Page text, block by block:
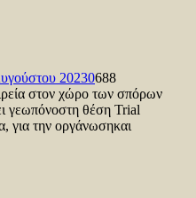
20230688
στον χώρο των σπόρων
γεωπόνοστη θέση Trial
για την οργάνωσηκαι